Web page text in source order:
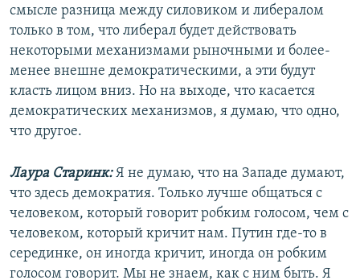
смысле разница между силовиком и либералом
только в том, что либерал будет действовать
некоторыми механизмами рыночными и более-
менее внешне демократическими, а эти будут
класть лицом вниз. Но на выходе, что касается
демократических механизмов, я думаю, что одно,
что другое.
Лаура Старинк:Я не думаю, что на Западе думают,
что здесь демократия. Только лучше общаться с
человеком, который говорит робким голосом, чем с
человеком, который кричит нам. Путин где-то в
серединке, он иногда кричит, иногда он робким
голосом говорит. Мы не знаем, как с ним быть. Я